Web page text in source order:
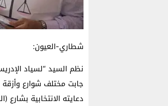
شطاري-العيون:
نظم السيد “لسياد
جابت مختلف شوارع وأزقة
دعايته الانتخابية بشارع